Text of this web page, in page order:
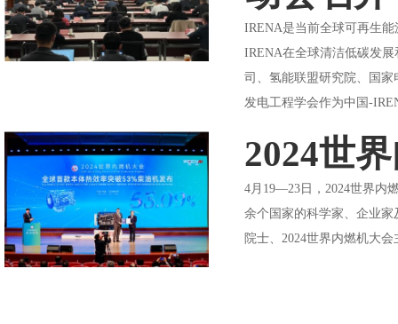
IRENA是当前全球可再生
IRENA在全球清洁低碳发
司、氢能联盟研究院、国
发电工程学会作为中国-
2024世
4月19—23日，2024世界内
余个国家的科学家、企业
院士、2024世界内燃机大